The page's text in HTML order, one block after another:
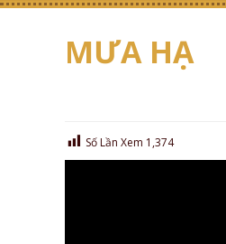
MƯA HẠ
Số Lần Xem 1,374